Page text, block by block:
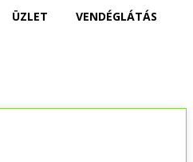
ÜZLET VENDÉGLÁTÁS